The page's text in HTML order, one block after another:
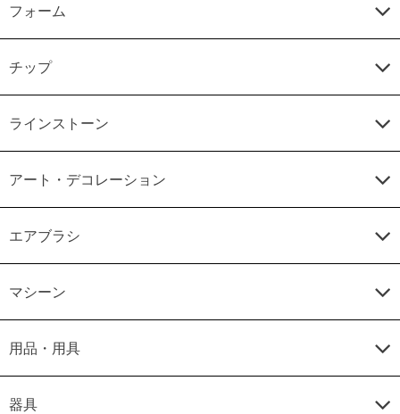
フォーム
チップ
ラインストーン
アート・デコレーション
エアブラシ
マシーン
用品・用具
器具